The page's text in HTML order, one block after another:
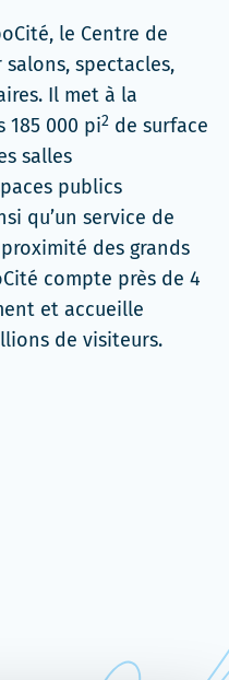
le Centre de
spectacles,
Il met à la
000 pi2 de surface
salles
publics
qu’un service de
des grands
compte près de 4
et accueille
de visiteurs.